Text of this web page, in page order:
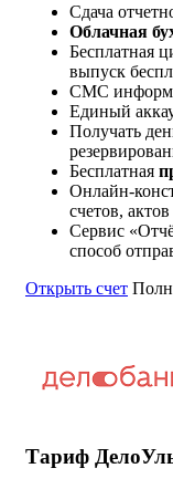
Сдача
Облачная
Бесплатная
выпуск
СМС
Единый
Получать
Бесплатная
Онлайн-
счетов,
Сервис
способ
Открыть счет
Тариф